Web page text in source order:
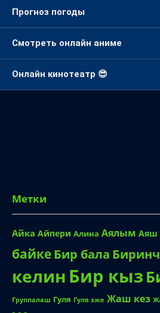
Прогноз погоды
Смотреть онлайн аниме
Онлайн кинотеатр 😎
Метки
Айка Айпери Алина Аялым Аяш
байкеБир бала
келин Бир кыз
Группалаш Гуля Гуля эже Жаш кез